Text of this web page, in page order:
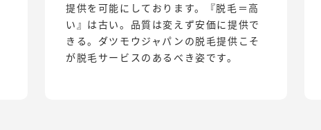
提供を可能にしております。『脱毛＝高
い』は古い。品質は変えず安価に提供で
きる。ダツモウジャパンの脱毛提供こそ
が脱毛サービスのあるべき姿です。